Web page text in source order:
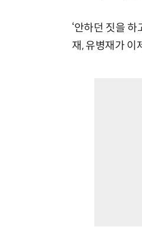
‘안하던 짓을 하
재, 유병재가 이